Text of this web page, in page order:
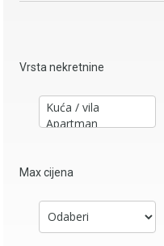
Vrsta nekretnine
Max cijena